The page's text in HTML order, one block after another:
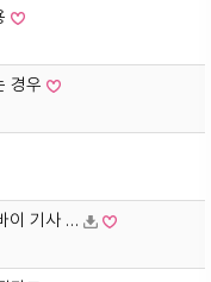
경우
이 기사 …